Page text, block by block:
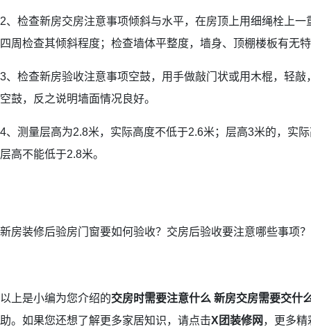
2、检查新房交房注意事项倾斜与水平，在房顶上用细绳栓上
四周检查其倾斜程度；检查墙体平整度，墙身、顶棚楼板有无
3、检查新房验收注意事项空鼓，用手做敲门状或用木棍，轻
空鼓，反之说明墙面情况良好。
4、测量层高为2.8米，实际高度不低于2.6米；层高3米的，实
层高不能低于2.8米。
新房装修后验房门窗要如何验收？交房后验收要注意哪些事项？
以上是小编为您介绍的交房时需要注意什么 新房交房需要交什
助。如果您还想了解更多家居知识，请点击X团装修网 ，更多